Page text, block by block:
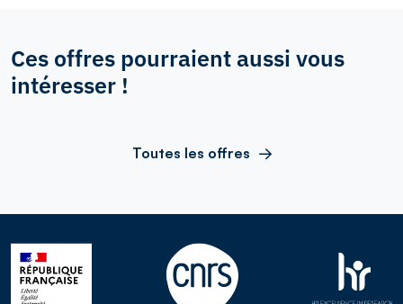
Ces offres pourraient aussi vous
intéresser !
Toutes les offres